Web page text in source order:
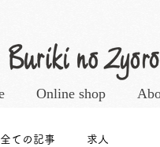
Online shop
全ての記事 求人